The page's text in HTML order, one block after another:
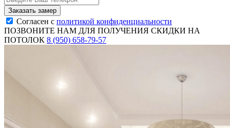
Согласен с политикой конфиденциальности
ПОЗВОНИТЕ НАМ ДЛЯ ПОЛУЧЕНИЯ СКИДКИ НА
ПОТОЛОК 8 (950) 658-79-57